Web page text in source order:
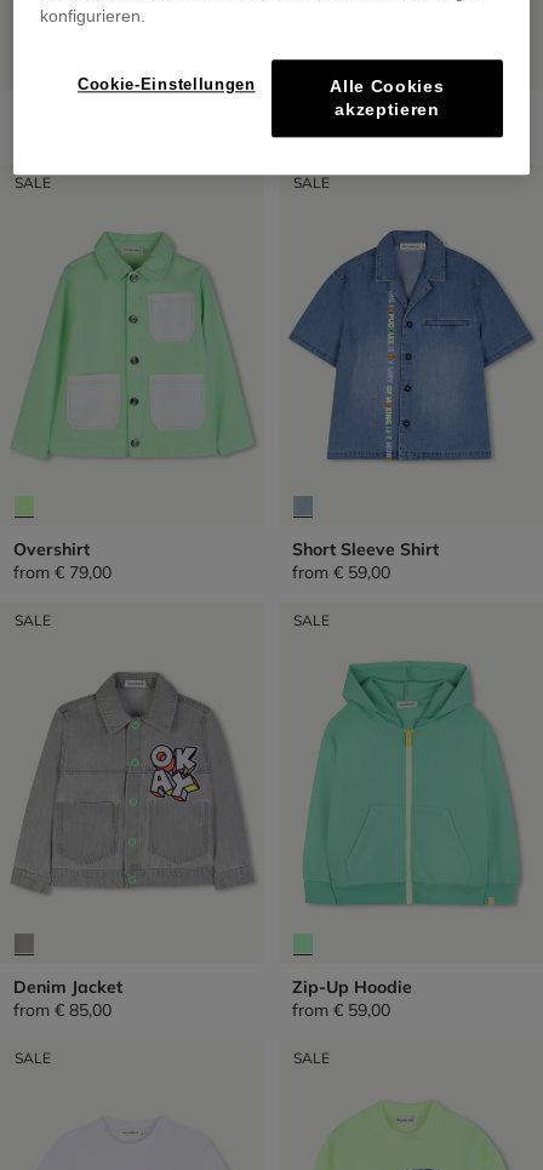
Joggers
from€ 49,00
SALE
Overshirt
from € 79,00
SALE
Short Sleeve Shirt
from € 59,00
SALE
Denim Jacket
from € 85,00
SALE
Zip-Up Hoodie
from € 59,00
SALE SALE
konfigurieren.
Cookie-Einstellungen
Alle Cookies
akzeptieren